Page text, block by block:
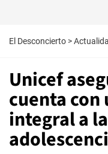
El Desconcierto >
Unicef
cuenta
integral a